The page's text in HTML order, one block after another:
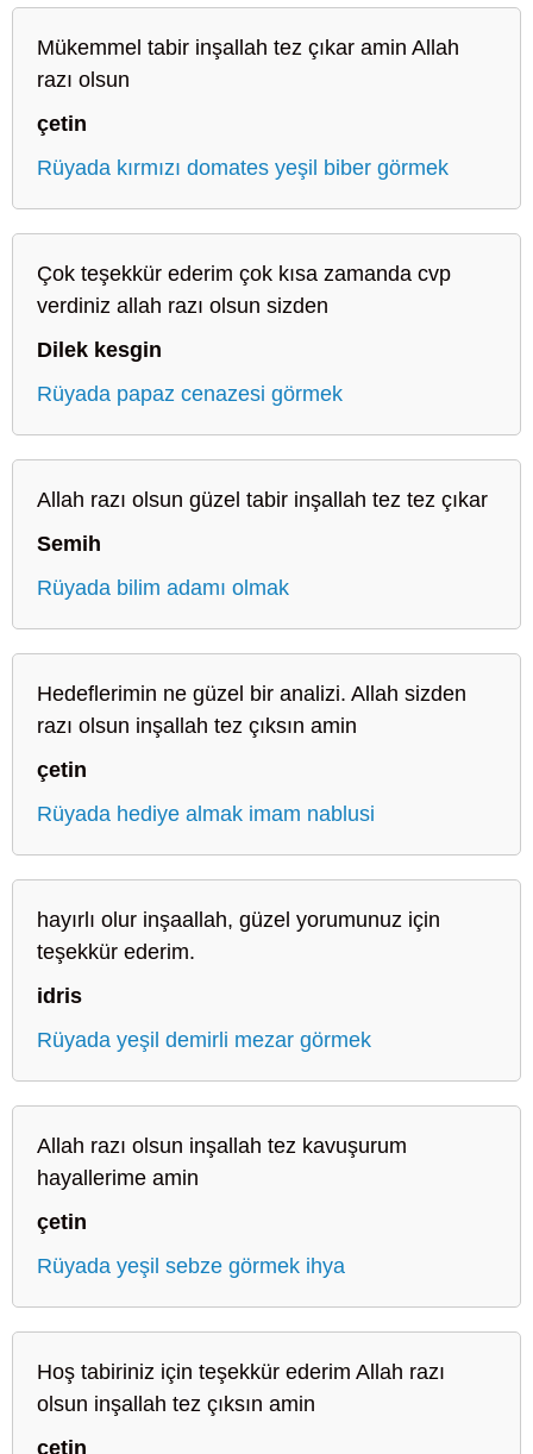
Mükemmel tabir inşallah tez çıkar amin Allah
razı olsun
çetin
Rüyada kırmızı domates yeşil biber görmek
Çok teşekkür ederim çok kısa zamanda cvp
verdiniz allah razı olsun sizden
Dilek kesgin
Rüyada papaz cenazesi görmek
Allah razı olsun güzel tabir inşallah tez tez çıkar
Semih
Rüyada bilim adamı olmak
Hedeflerimin ne güzel bir analizi. Allah sizden
razı olsun inşallah tez çıksın amin
çetin
Rüyada hediye almak imam nablusi
hayırlı olur inşaallah, güzel yorumunuz için
teşekkür ederim.
idris
Rüyada yeşil demirli mezar görmek
Allah razı olsun inşallah tez kavuşurum
hayallerime amin
çetin
Rüyada yeşil sebze görmek ihya
Hoş tabiriniz için teşekkür ederim Allah razı
olsun inşallah tez çıksın amin
çetin